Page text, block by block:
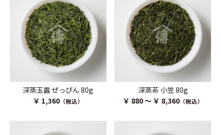
深蒸玉露 ぜっぴん 80g
￥ 1,360（税込）
深蒸茶 小笠 80g
￥ 880 ～ ￥ 8,360（税込）